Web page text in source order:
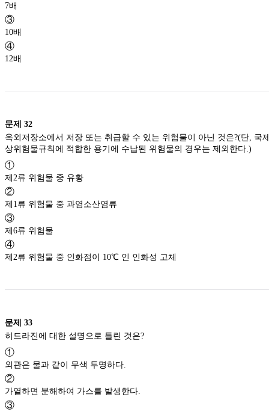
7배
③
10배
④
12배
문제 32
옥외저장소에서 저장 또는 취급할 수 있는 위험물이 아닌 것은?(단, 국
①
제2류 위험물 중 유황
②
제1류 위험물 중 과염소산염류
③
제6류 위험물
④
제2류 위험물 중 인화점이 10℃ 인 인화성 고체
문제 33
①
외관은 물과 같이 무색 투명하다.
②
가열하면 분해하여 가스를 발생한다.
③